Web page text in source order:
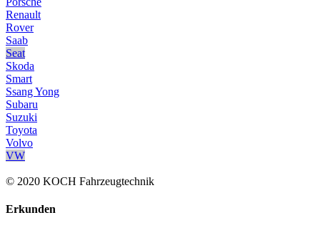
Renault
Rover
Saab
Seat
Skoda
Smart
Ssang Yong
Subaru
Suzuki
Toyota
Volvo
VW
© 2020 KOCH Fahrzeugtechnik
Erkunden